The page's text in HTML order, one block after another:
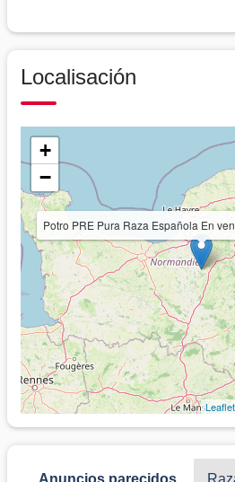
Localisación
Potro PRE Pura Raza Española En
+
−
Leaflet
Anuncios parecidos